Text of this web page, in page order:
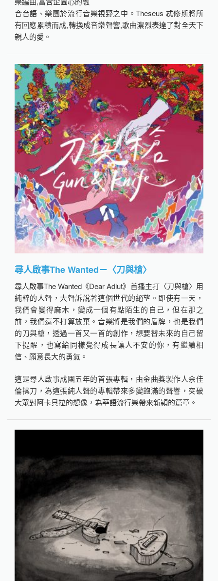
合台語、樂團於流行音樂視野之中。Theseus 忒修斯將所
有回應累積而成,轉換成音樂聲響,歌曲濃烈表達了對全天下
親人的愛。
尋人啟事The Wanted－〈刀與槍〉
尋人啟事The Wanted《Dear Adlut》首播主打〈刀與槍〉用
純粹的人聲，大聲訴說著這個世代的絕望。即使有一天，
我們會變得麻木，變成一個有點陌生的自己，但在那之
前，我們還不打算放棄。音樂將是我們的盾牌，也是我們
的刀與槍，透過一首又一首的創作，想要替未來的自己留
下提醒，也寫給同樣覺得成長讓人不安的你，有繼續相
信、願意長大的勇氣。
這是尋人啟事成團五年的首張專輯，由金曲獎製作人余佳
倫操刀，為這張純人聲的專輯帶來多變飽滿的聲響，突破
大眾對阿卡貝拉的想像，為華語流行樂帶來新穎的篇章。